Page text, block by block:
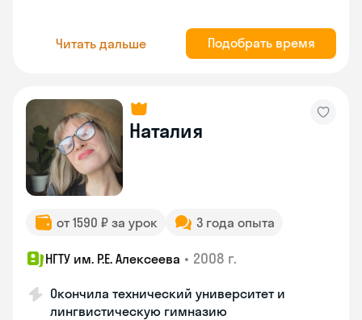
Читать дальше Подобрать время
Наталия
от 1590 ₽ за урок 3 года опыта
НГТУ им. Р.Е. Алексеева • 2008 г.
Окончила технический университет и
лингвистическую гимназию